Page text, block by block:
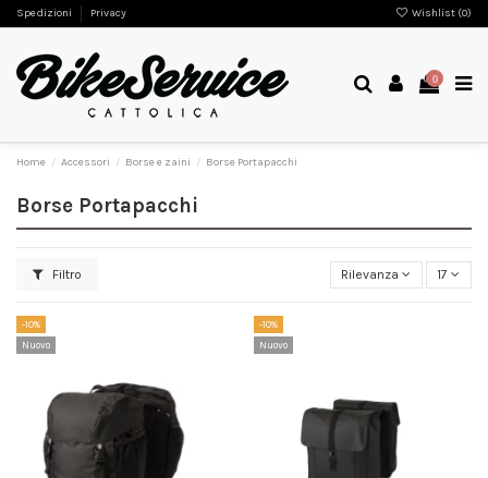
Spedizioni Privacy Wishlist (0)
0
Home Accessori Borse e zaini Borse Portapacchi
Borse Portapacchi
Filtro Rilevanza 17
-10%
Nuovo
-10%
Nuovo